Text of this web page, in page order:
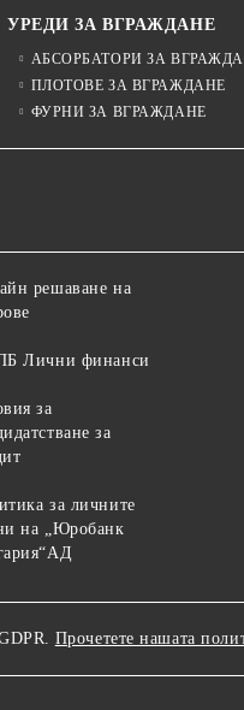
УРЕДИ ЗА ВГРАЖДАНЕ
АБСОРБАТОРИ ЗА
ПЛОТОВЕ ЗА ВГРАЖДАНЕ
ФУРНИ ЗА ВГРАЖДАНЕ
решаване на
Лични финанси
за
за
за личните
на „Юробанк
Прочетете нашата